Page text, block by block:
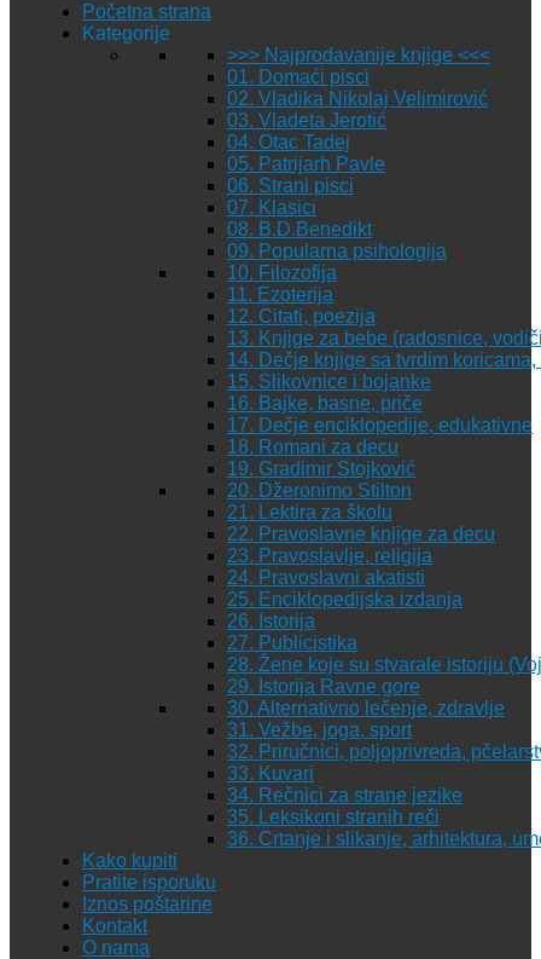
Početna strana
Kategorije
>>> Najprodavanije knjige <<<
01. Domaći pisci
02. Vladika Nikolaj Velimirović
03. Vladeta Jerotić
04. Otac Tadej
05. Patrijarh Pavle
06. Strani pisci
07. Klasici
08. B.D.Benedikt
09. Popularna psihologija
10. Filozofija
11. Ezoterija
12. Citati, poezija
13. Knjige za bebe (radosnice,
14. Dečje knjige sa tvrdim
15. Slikovnice i bojanke
16. Bajke, basne, priče
17. Dečje enciklopedije, edukativne
18. Romani za decu
19. Gradimir Stojković
20. Džeronimo Stilton
21. Lektira za školu
22. Pravoslavne knjige za decu
23. Pravoslavlje, religija
24. Pravoslavni akatisti
25. Enciklopedijska izdanja
26. Istorija
27. Publicistika
28. Žene koje su stvarale istoriju
29. Istorija Ravne gore
30. Alternativno lečenje, zdravlje
31. Vežbe, joga, sport
32. Priručnici, poljoprivreda,
33. Kuvari
34. Rečnici za strane jezike
35. Leksikoni stranih reči
36. Crtanje i slikanje, arhitektura,
Kako kupiti
Pratite isporuku
Iznos poštarine
Kontakt
O nama